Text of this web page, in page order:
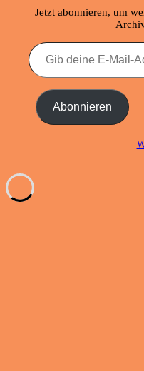
Jetzt abonnieren, um
Gib
deine
E-
Adresse
ein ... Abonnieren